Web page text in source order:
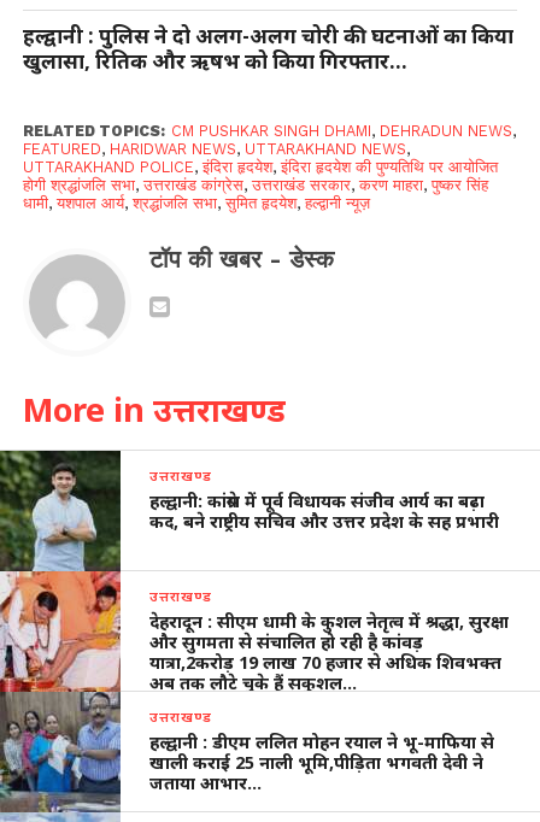
हल्द्वानी : पुलिस ने दो अलग-अलग चोरी की घटनाओं का किया
खुलासा, रितिक और ऋषभ को किया गिरफ्तार…
RELATED TOPICS: CM PUSHKAR SINGH DHAMI, DEHRADUN NEWS,
FEATURED, HARIDWAR NEWS, UTTARAKHAND NEWS,
UTTARAKHAND POLICE,इंदिरा हृदयेश,इंदिरा हृदयेश की पुण्यतिथि पर आयोजित
होगी श्रद्धांजलि सभा,उत्तराखंड कांग्रेस,उत्तराखंड सरकार,करण माहरा,पुष्कर सिंह
धामी,यशपाल आर्य,श्रद्धांजलि सभा,सुमित हृदयेश,हल्द्वानी न्यूज़
टॉप की खबर - डेस्क
More in उत्तराखण्ड
उत्तराखण्ड
हल्द्वानी: कांग्रेस में पूर्व विधायक संजीव आर्य का बढ़ा
कद, बने राष्ट्रीय सचिव और उत्तर प्रदेश के सह प्रभारी
उत्तराखण्ड
देहरादून : सीएम धामी के कुशल नेतृत्व में श्रद्धा, सुरक्षा
और सुगमता से संचालित हो रही है कांवड़
यात्रा,2करोड़ 19 लाख 70 हजार से अधिक शिवभक्त
अब तक लौटे चुके हैं सकुशल…
उत्तराखण्ड
हल्द्वानी : डीएम ललित मोहन रयाल ने भू-माफिया से
खाली कराई 25 नाली भूमि,पीड़िता भगवती देवी ने
जताया आभार…